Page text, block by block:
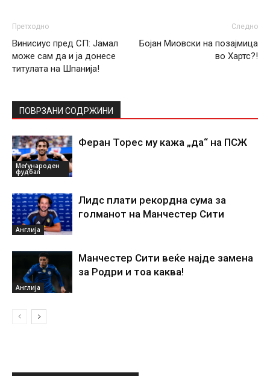
Претходно
Винисиус пред СП: Јамал
може сам да и ја донесе
титулата на Шпанија!
Следно
Бојан Миовски на позајмица
во Хартс?!
ПОВРЗАНИ СОДРЖИНИ
Меѓународен
фудбал
Феран Торес му кажа „да“ на ПСЖ
Англија
Лидс плати рекордна сума за
голманот на Манчестер Сити
Англија
Манчестер Сити веќе најде замена
за Родри и тоа каква!